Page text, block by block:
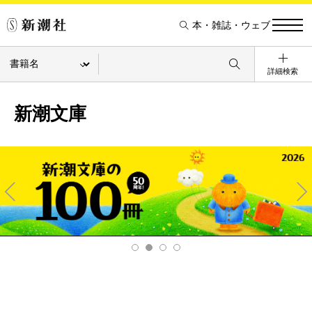
本・雑誌・ウェブ
詳細検索
新潮文庫
Pre
v
Ne
xt